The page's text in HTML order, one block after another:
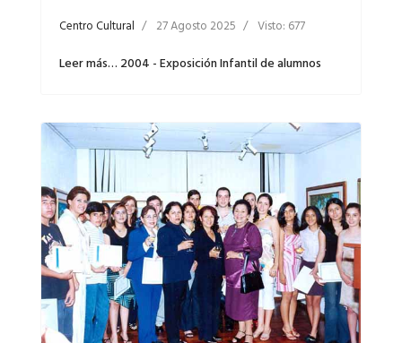
Centro Cultural 27 Agosto 2025 Visto: 677
Leer más… 2004 - Exposición Infantil de alumnos